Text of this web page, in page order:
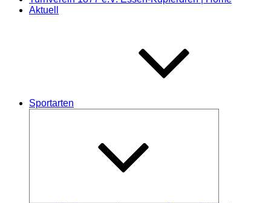
Aktuell
Sportarten